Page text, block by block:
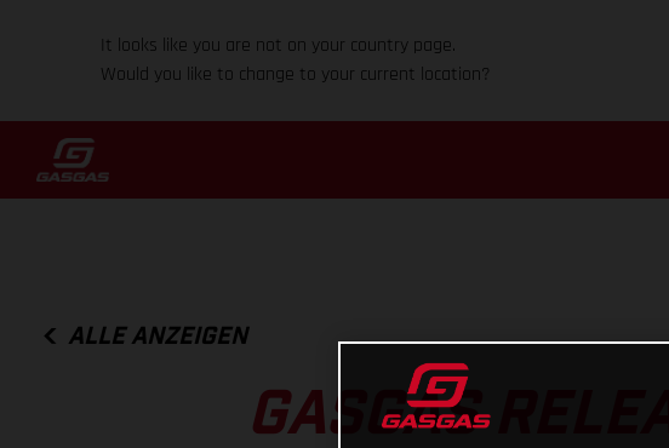
It looks like you are not on your country page.
Would you like to change to your current location?
ALLE ANZEIGEN
GASGAS